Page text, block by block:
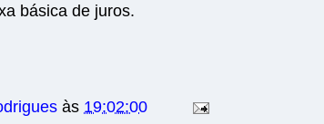
básica de juros.
às 19:02:00